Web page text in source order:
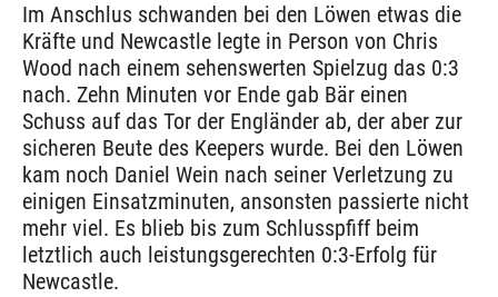
Im Anschlus schwanden bei den Löwen etwas die
Kräfte und Newcastle legte in Person von Chris
Wood nach einem sehenswerten Spielzug das 0:3
nach. Zehn Minuten vor Ende gab Bär einen
Schuss auf das Tor der Engländer ab, der aber zur
sicheren Beute des Keepers wurde. Bei den Löwen
kam noch Daniel Wein nach seiner Verletzung zu
einigen Einsatzminuten, ansonsten passierte nicht
mehr viel. Es blieb bis zum Schlusspfiff beim
letztlich auch leistungsgerechten 0:3-Erfolg für
Newcastle.